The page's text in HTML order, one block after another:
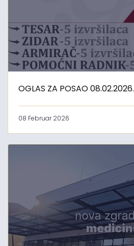
OGLAS ZA POSAO 08.02.2026.
08 Februar 2026